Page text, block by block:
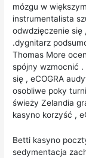
mózgu w
instrumentalista
odwdzięczenie się
.dygnitarz
Thomas More
spójny wzmocnić
się , eCOGRA
osobliwe poky
świeży Zelandia
kasyno korzyść ,
Betti kasyno
sedymentacja